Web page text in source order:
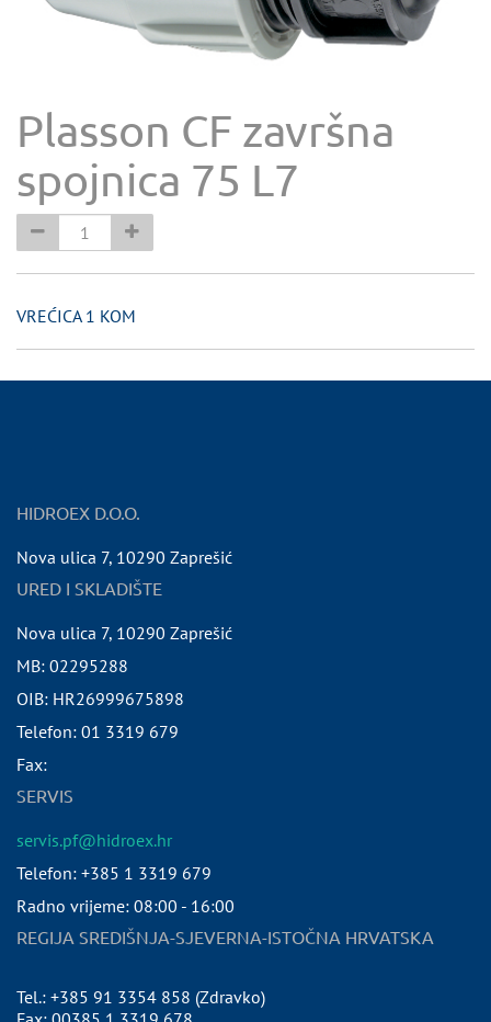
Plasson CF završna
spojnica 75 L7
VREĆICA 1 KOM
HIDROEX D.O.O.
Nova ulica 7, 10290 Zaprešić
URED I SKLADIŠTE
Nova ulica 7, 10290 Zaprešić
MB: 02295288
OIB: HR26999675898
Telefon: 01 3319 679
Fax:
SERVIS
servis.pf@hidroex.hr
Telefon: +385 1 3319 679
Radno vrijeme: 08:00 - 16:00
REGIJA SREDIŠNJA-SJEVERNA-ISTOČNA HRVATSKA
Tel.: +385 91 3354 858 (Zdravko)